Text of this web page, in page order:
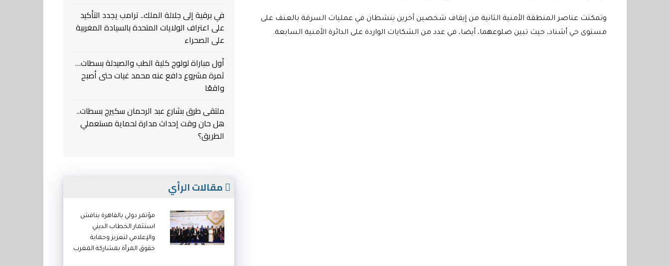
وتمكنت عناصر المنطقة الأمنية الثانية من إيقاف شخصين آخرين ينشطان في عمليات السرقة بالعنف على
مستوى حي أشناد، حيث تبين ضلوعهما، أيضا، في عدد من الشكايات الواردة على الدائرة الأمنية السابعة.
في برقية إلى جلالة الملك.. ترامب يجدد التأكيد
على اعتراف الولايات المتحدة بالسيادة المغربية
على الصحراء
أول مباراة لولوج كلية الطب والصيدلة بسطات…
ثمرة مشروع دافع عنه محمد غيات حتى أصبح
واقعًا
ملتقى طرق بشارع عبد الرحمان سكيرج بسطات..
هل حان وقت إحداث مدارة لحماية مستعملي
الطريق؟
مقالات الرأي
مؤتمر دولي بالقاهرة يناقش
استثمار الخطاب الديني
والإعلامي لتعزيز وحماية
حقوق المرأة بمشاركة المغرب